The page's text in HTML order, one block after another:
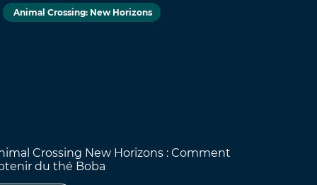
Animal Crossing: New Horizons
Crossing New Horizons : Comment
du thé Boba